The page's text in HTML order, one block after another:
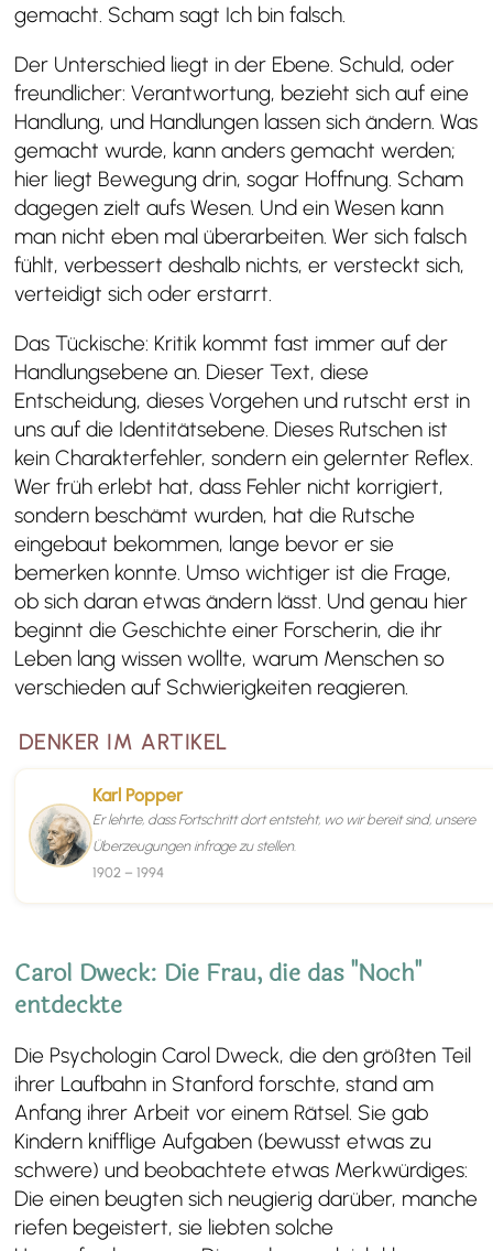
gemacht. Scham sagt Ich bin falsch.
Der Unterschied liegt in der Ebene. Schuld, oder
freundlicher: Verantwortung, bezieht sich auf eine
Handlung, und Handlungen lassen sich ändern. Was
gemacht wurde, kann anders gemacht werden;
hier liegt Bewegung drin, sogar Hoffnung. Scham
dagegen zielt aufs Wesen. Und ein Wesen kann
man nicht eben mal überarbeiten. Wer sich falsch
fühlt, verbessert deshalb nichts, er versteckt sich,
verteidigt sich oder erstarrt.
Das Tückische: Kritik kommt fast immer auf der
Handlungsebene an. Dieser Text, diese
Entscheidung, dieses Vorgehen und rutscht erst in
uns auf die Identitätsebene. Dieses Rutschen ist
kein Charakterfehler, sondern ein gelernter Reflex.
Wer früh erlebt hat, dass Fehler nicht korrigiert,
sondern beschämt wurden, hat die Rutsche
eingebaut bekommen, lange bevor er sie
bemerken konnte. Umso wichtiger ist die Frage,
ob sich daran etwas ändern lässt. Und genau hier
beginnt die Geschichte einer Forscherin, die ihr
Leben lang wissen wollte, warum Menschen so
verschieden auf Schwierigkeiten reagieren.
DENKER IM ARTIKEL
Karl Popper
Er lehrte, dass Fortschritt dort entsteht, wo wir bereit sind, unsere
Überzeugungen infrage zu stellen.
1902 – 1994
Carol Dweck: Die Frau, die das "Noch"
entdeckte
Die Psychologin Carol Dweck, die den größten Teil
ihrer Laufbahn in Stanford forschte, stand am
Anfang ihrer Arbeit vor einem Rätsel. Sie gab
Kindern knifflige Aufgaben (bewusst etwas zu
schwere) und beobachtete etwas Merkwürdiges:
Die einen beugten sich neugierig darüber, manche
riefen begeistert, sie liebten solche